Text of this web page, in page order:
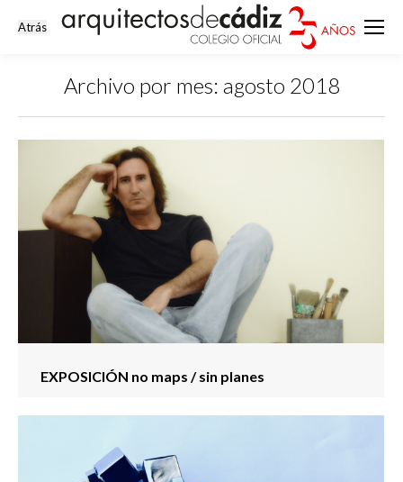
Archivo por mes: agosto 2018
EXPOSICIÓN no maps / sin planes